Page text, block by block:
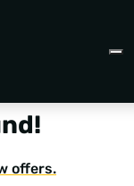
offers.